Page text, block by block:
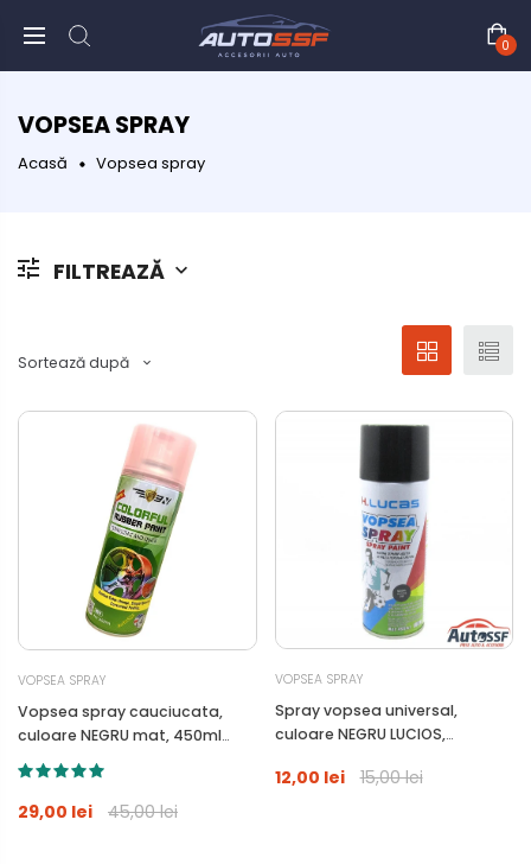
0
VOPSEA SPRAY
Acasă Vopsea spray
FILTREAZĂ
Sortează după
VOPSEA SPRAY
Vopsea spray cauciucata,
culoare NEGRU mat, 450ml
Rubber Paint
29,00 lei 45,00 lei
VOPSEA SPRAY
Spray vopsea universal,
culoare NEGRU LUCIOS,
12,00 lei 15,00 lei